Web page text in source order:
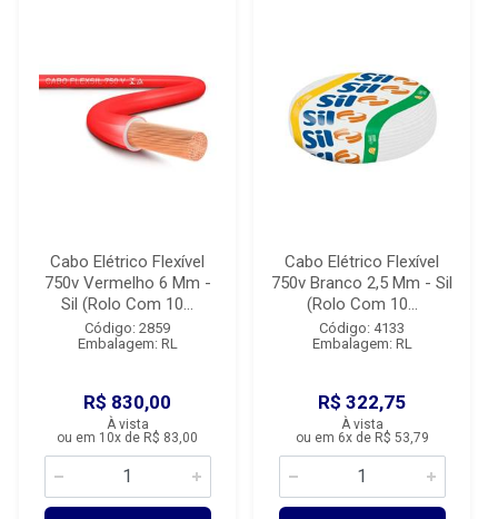
Cabo Elétrico Flexível
750v Vermelho 6 Mm -
Sil (Rolo Com 10...
Código: 2859
Embalagem: RL
R$ 830,00
À vista
ou em 10x de R$ 83,00
Cabo Elétrico Flexível
750v Branco 2,5 Mm - Sil
(Rolo Com 10...
Código: 4133
Embalagem: RL
R$ 322,75
À vista
ou em 6x de R$ 53,79